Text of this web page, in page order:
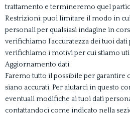
trattamento e termineremo quel
Restrizioni: puoi limitare il modo in
personali per qualsiasi indagine in
verifichiamo l’accuratezza dei tuoi
verifichiamo i motivi per cui stiamo
Aggiornamento dati
Faremo tutto il possibile per garantire
siano accurati. Per aiutarci in questo
eventuali modifiche ai tuoi dati
contattandoci come indicato nella